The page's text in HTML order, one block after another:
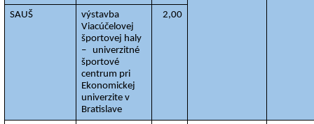
SAUŠ
výstavba
Viacúčelovej
športovej haly
–   univerzitné
športové
centrum pri
Ekonomickej
univerzite v
Bratislave
2,00